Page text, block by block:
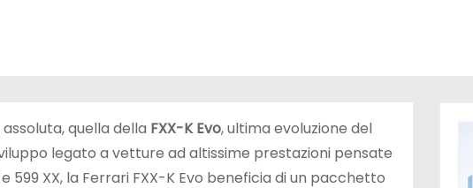
quella della FXX-K Evo, ultima evoluzione del
legato a vetture ad altissime prestazioni pensate
XX, la Ferrari FXX-K Evo beneficia di un pacchetto